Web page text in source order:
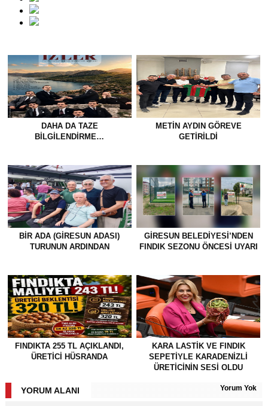
DAHA DA TAZE
BİLGİLENDİRME…
METİN AYDIN GÖREVE
GETİRİLDİ
BİR ADA (GİRESUN ADASI)
TURUNUN ARDINDAN
GİRESUN BELEDİYESİ’NDEN
FINDIK SEZONU ÖNCESİ UYARI
FINDIKTA 255 TL AÇIKLANDI,
ÜRETİCİ HÜSRANDA
KARA LASTİK VE FINDIK
SEPETİYLE KARADENİZLİ
ÜRETİCİNİN SESİ OLDU
YORUM ALANI Yorum Yok